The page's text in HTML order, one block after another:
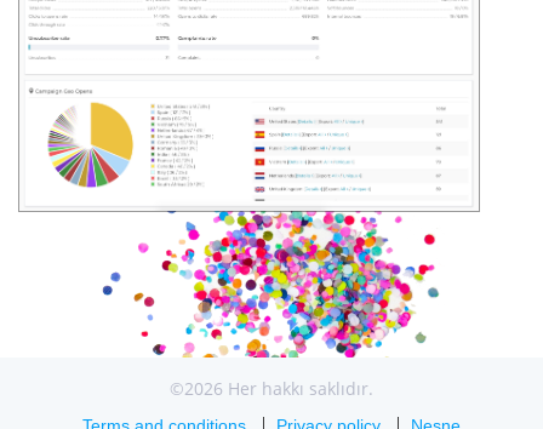
©2026 Her hakkı saklıdır.
Terms and conditions Privacy policy Nesne